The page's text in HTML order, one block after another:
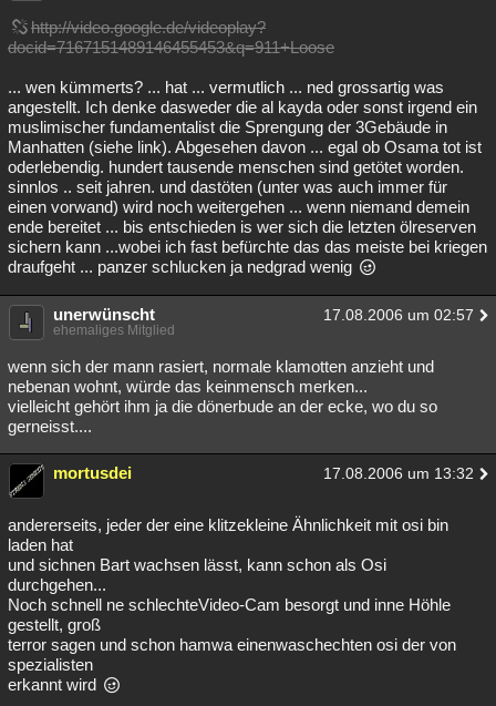
http://video.google.de/videoplay?
docid=7167151489146455453&q=911+Loose
... wen kümmerts? ... hat ... vermutlich ... ned grossartig was
angestellt. Ich denke dasweder die al kayda oder sonst irgend ein
muslimischer fundamentalist die Sprengung der 3Gebäude in
Manhatten (siehe link). Abgesehen davon ... egal ob Osama tot ist
oderlebendig. hundert tausende menschen sind getötet worden.
sinnlos .. seit jahren. und dastöten (unter was auch immer für
einen vorwand) wird noch weitergehen ... wenn niemand demein
ende bereitet ... bis entschieden is wer sich die letzten ölreserven
sichern kann ...wobei ich fast befürchte das das meiste bei kriegen
draufgeht ... panzer schlucken ja nedgrad wenig
unerwünscht 17.08.2006 um 02:57
ehemaliges Mitglied
wenn sich der mann rasiert, normale klamotten anzieht und
nebenan wohnt, würde das keinmensch merken...
vielleicht gehört ihm ja die dönerbude an der ecke, wo du so
gerneisst....
mortusdei 17.08.2006 um 13:32
andererseits, jeder der eine klitzekleine Ähnlichkeit mit osi bin
laden hat
und sichnen Bart wachsen lässt, kann schon als Osi
durchgehen...
Noch schnell ne schlechteVideo-Cam besorgt und inne Höhle
gestellt, groß
terror sagen und schon hamwa einenwaschechten osi der von
spezialisten
erkannt wird